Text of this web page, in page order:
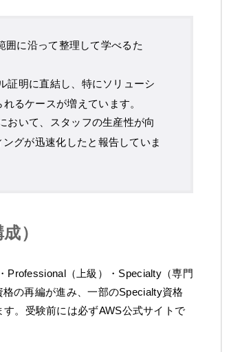
囲に沿って整理して学べるた
証明に直結し、特にソリューシ
るケースが増えています。
おいて、スタッフの生産性が向
グが迅速化したと報告していま
）
Professional（上級）・Specialty（専門
の再編が進み、一部のSpecialty資格
。受験前には必ずAWS公式サイトで